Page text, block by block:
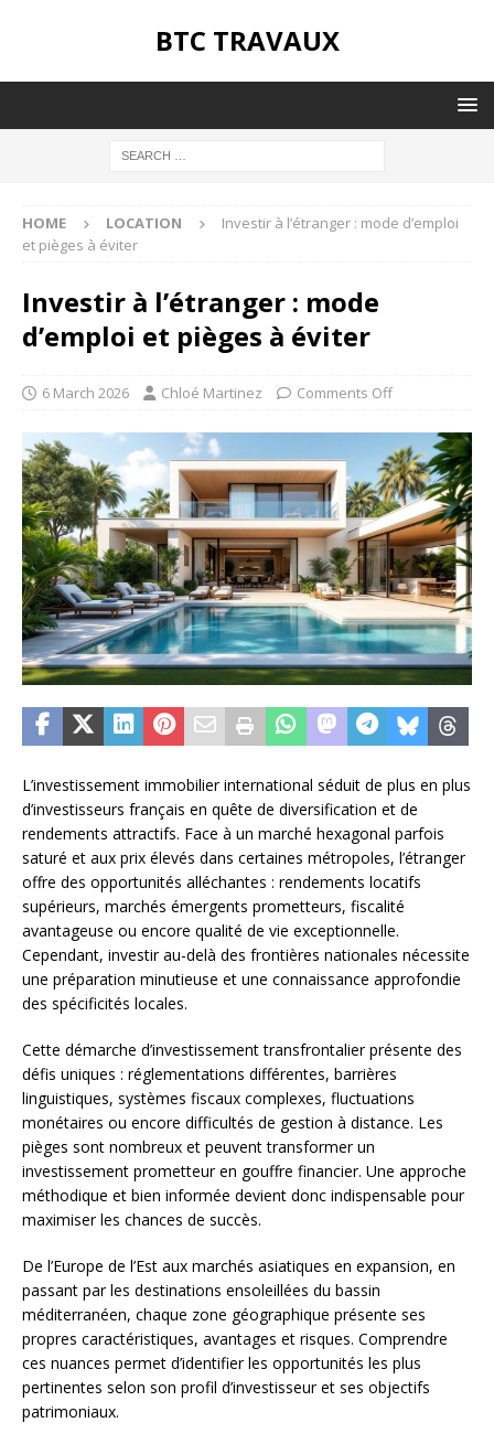
BTC TRAVAUX
HOME LOCATION
Investir à l’étranger : mode d’emploi
et pièges à éviter
Investir à l’étranger : mode
d’emploi et pièges à éviter
6 March 2026 Chloé Martinez Comments Off
L’investissement immobilier international séduit de plus en plus
d’investisseurs français en quête de diversification et de
rendements attractifs. Face à un marché hexagonal parfois
saturé et aux prix élevés dans certaines métropoles, l’étranger
offre des opportunités alléchantes : rendements locatifs
supérieurs, marchés émergents prometteurs, fiscalité
avantageuse ou encore qualité de vie exceptionnelle.
Cependant, investir au-delà des frontières nationales nécessite
une préparation minutieuse et une connaissance approfondie
des spécificités locales.
Cette démarche d’investissement transfrontalier présente des
défis uniques : réglementations différentes, barrières
linguistiques, systèmes fiscaux complexes, fluctuations
monétaires ou encore difficultés de gestion à distance. Les
pièges sont nombreux et peuvent transformer un
investissement prometteur en gouffre financier. Une approche
méthodique et bien informée devient donc indispensable pour
maximiser les chances de succès.
De l’Europe de l’Est aux marchés asiatiques en expansion, en
passant par les destinations ensoleillées du bassin
méditerranéen, chaque zone géographique présente ses
propres caractéristiques, avantages et risques. Comprendre
ces nuances permet d’identifier les opportunités les plus
pertinentes selon son profil d’investisseur et ses objectifs
patrimoniaux.